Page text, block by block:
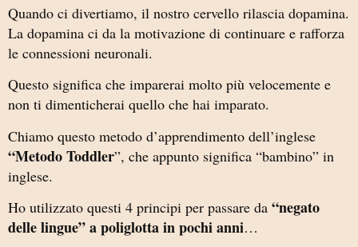
Quando ci divertiamo, il nostro cervello rilascia dopamina.
La dopamina ci da la motivazione di continuare e rafforza
le connessioni neuronali.
Questo significa che imparerai molto più velocemente e
non ti dimenticherai quello che hai imparato.
Chiamo questo metodo d’apprendimento dell’inglese
“Metodo Toddler”, che appunto significa “bambino” in
inglese.
Ho utilizzato questi 4 principi per passare da “negato
delle lingue” a poliglotta in pochi anni…